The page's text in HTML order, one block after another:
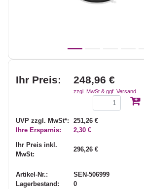
Ihr Preis: 248,96 €
zzgl. MwSt & ggf. Versand
UVP zzgl. MwSt*:
251,26 €
Ihre Ersparnis:
2,30 €
Ihr Preis inkl.
MwSt:
296,26 €
Artikel-Nr.:
SEN-506999
Lagerbestand:
0